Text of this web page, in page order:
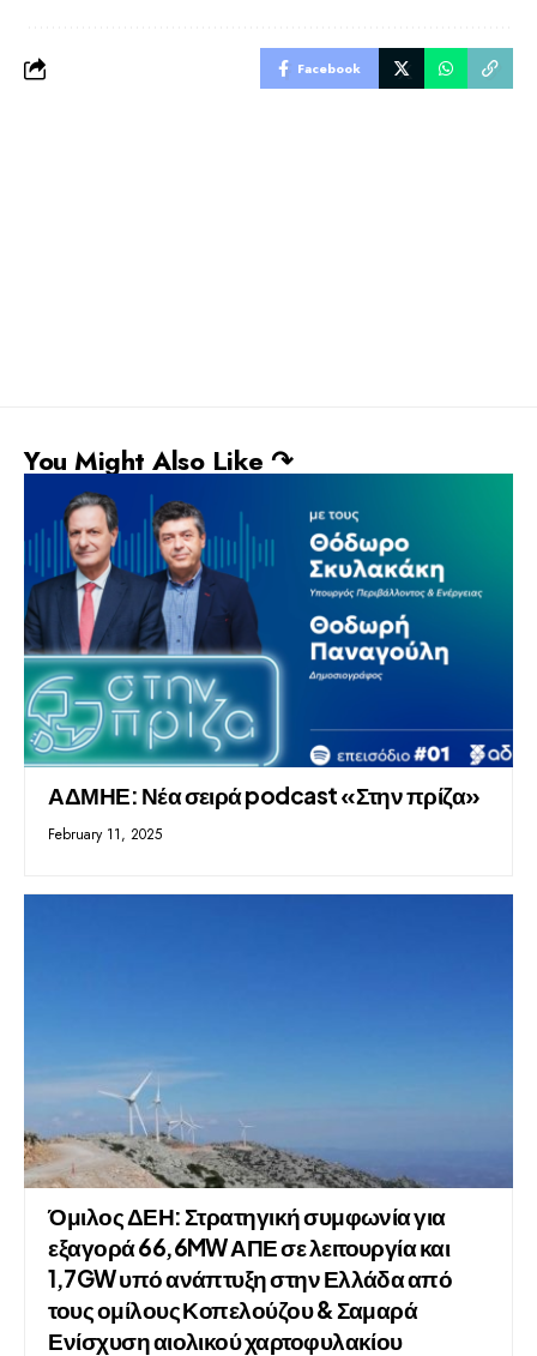
Facebook
You Might Also Like ↷
ΑΔΜΗΕ: Νέα σειρά podcast «Στην πρίζα»
February 11, 2025
Όμιλος ΔΕΗ: Στρατηγική συμφωνία για
εξαγορά 66,6MW ΑΠΕ σε λειτουργία και
1,7GW υπό ανάπτυξη στην Ελλάδα από
τους ομίλους Κοπελούζου & Σαμαρά
Ενίσχυση αιολικού χαρτοφυλακίου